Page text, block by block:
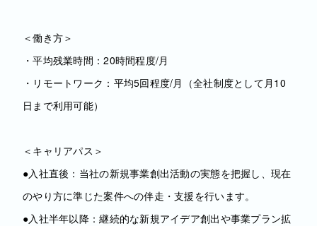
＜働き方＞
・平均残業時間：20時間程度/月
・リモートワーク：平均5回程度/月（全社制度として月10
日まで利用可能）
＜キャリアパス＞
●入社直後：当社の新規事業創出活動の実態を把握し、現在
のやり方に準じた案件への伴走・支援を行います。
●入社半年以降：継続的な新規アイデア創出や事業プラン拡